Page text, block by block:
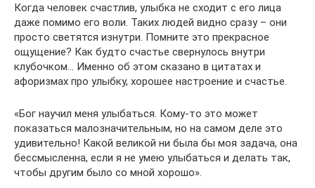
Когда человек счастлив, улыбка не сходит с его лица
даже помимо его воли. Таких людей видно сразу – они
просто светятся изнутри. Помните это прекрасное
ощущение? Как будто счастье свернулось внутри
клубочком… Именно об этом сказано в цитатах и
афоризмах про улыбку, хорошее настроение и счастье.
«Бог научил меня улыбаться. Кому-то это может
показаться малозначительным, но на самом деле это
удивительно! Какой великой ни была бы моя задача, она
бессмысленна, если я не умею улыбаться и делать так,
чтобы другим было со мной хорошо».